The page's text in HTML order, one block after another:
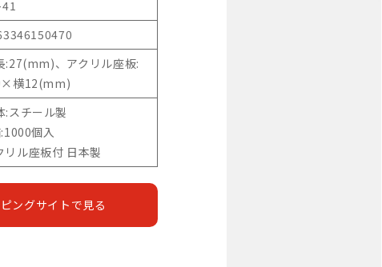
:27(mm)、アクリル座板:
横12(mm)
:スチール製
個入
リル座板付 日本製
ングサイトで見る